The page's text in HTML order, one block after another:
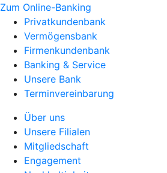
Zum Online-Banking
Privatkundenbank
Vermögensbank
Firmenkundenbank
Banking & Service
Unsere Bank
Terminvereinbarung
Über uns
Unsere Filialen
Mitgliedschaft
Engagement